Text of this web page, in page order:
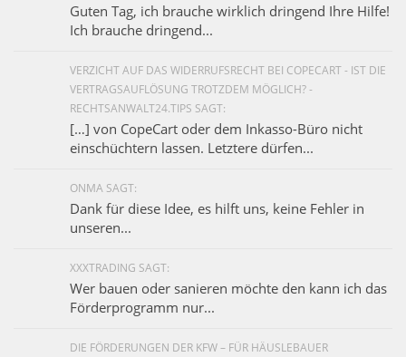
Guten Tag, ich brauche wirklich dringend Ihre Hilfe!
Ich brauche dringend...
VERZICHT AUF DAS WIDERRUFSRECHT BEI COPECART - IST DIE
VERTRAGSAUFLÖSUNG TROTZDEM MÖGLICH? -
RECHTSANWALT24.TIPS SAGT:
[…] von CopeCart oder dem Inkasso-Büro nicht
einschüchtern lassen. Letztere dürfen...
ONMA SAGT:
Dank für diese Idee, es hilft uns, keine Fehler in
unseren...
XXXTRADING SAGT:
Wer bauen oder sanieren möchte den kann ich das
Förderprogramm nur...
DIE FÖRDERUNGEN DER KFW – FÜR HÄUSLEBAUER